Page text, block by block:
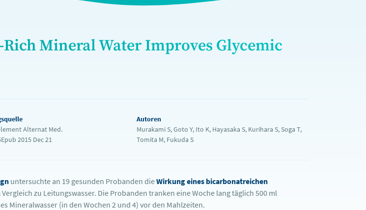
Mineral Water Improves Glycemic
Alternat Med.
2015 Dec 21
Autoren
Murakami S, Goto Y, Ito K, Hayasaka S, Kurihara S, Soga T,
Tomita M, Fukuda S
untersuchte an 19 gesunden Probanden dieWirkung eines bicarbonatreichen
Vergleich zu Leitungswasser. Die Probanden tranken eine Woche lang täglich 500 ml
Mineralwasser (in den Wochen 2 und 4) vor den Mahlzeiten.